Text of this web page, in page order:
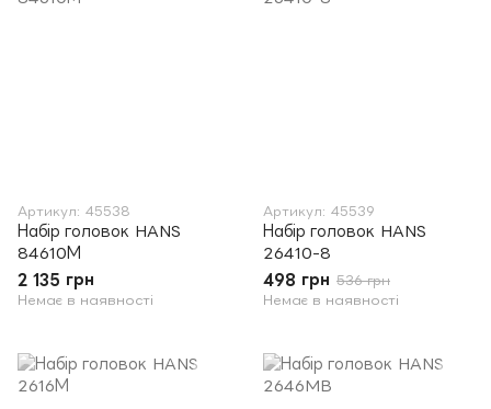
Артикул: 45538
Набір головок HANS
84610М
2 135 грн
Немає в наявності
Артикул: 45539
Набір головок HANS
26410-8
498 грн 536 грн
Немає в наявності